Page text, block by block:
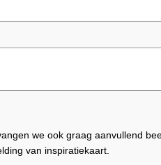
we ook graag aanvullend
van inspiratiekaart.